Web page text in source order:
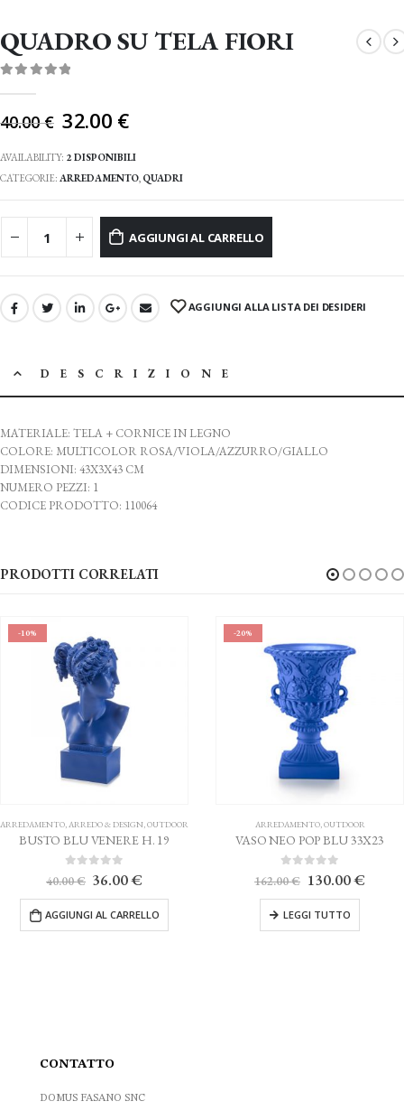
QUADRO SU TELA FIORI
40.00€ Il
originale
era:
40.00 €.
32.00 €
AVAILABILITY: 2 DISPONIBILI
CATEGORIE: ARREDAMENTO, QUADRI
AGGIUNGI AL CARRELLO
AGGIUNGI ALLA LISTA DEI DESIDERI
DESCRIZIONE
MATERIALE: TELA + CORNICE IN LEGNO
COLORE: MULTICOLOR ROSA/VIOLA/AZZURRO/GIALLO
DIMENSIONI: 43X3X43 CM
NUMERO PEZZI: 1
CODICE PRODOTTO: 110064
PRODOTTI CORRELATI
-10%
ARREDAMENTO,ARREDO & DESIGN,OUTDOOR
BUSTO BLU VENERE H. 19
Su 5
40.00€ Il
originale
era:
40.00 €.
36.00€Il
attuale
è:
36.00 €.
AGGIUNGI AL CARRELLO
-20%
ARREDAMENTO,OUTDOOR
VASO NEO POP BLU 33X23
Su 5
162.00€ Il
originale
era:
162.00 €.
130.00€Il
LEGGI TUTTO
CONTATTO
DOMUS FASANO SNC